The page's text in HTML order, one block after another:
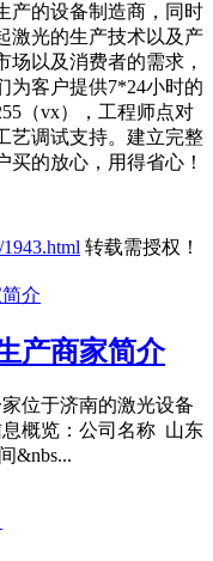
产的设备制造商，同时
激光的生产技术以及产
以及消费者的需求，
为客户提供7*24小时的
（vx），工程师点对
艺调试支持。建立完整
的放心，用得省心！
转载需授权！
产商家简介
位于济南的激光设备
概览：公司名称 山东
&nbs...